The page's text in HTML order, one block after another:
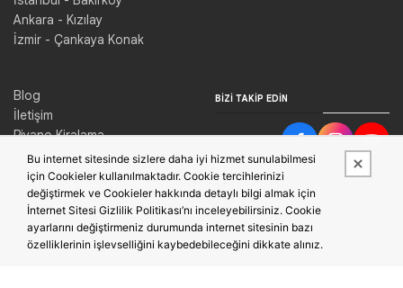
Ankara - Kızılay
İzmir - Çankaya Konak
Blog
İletişim
Piyano Kiralama
Konser Salonu Kiralama
BIZI TAKIP EDIN
Bu internet sitesinde sizlere daha iyi hizmet sunulabilmesi
için Cookieler kullanılmaktadır. Cookie tercihlerinizi
değiştirmek ve Cookieler hakkında detaylı bilgi almak için
İnternet Sitesi Gizlilik Politikası’nı inceleyebilirsiniz. Cookie
ayarlarını değiştirmeniz durumunda internet sitesinin bazı
özelliklerinin işlevselliğini kaybedebileceğini dikkate alınız.